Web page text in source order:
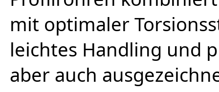
mit optimaler
leichtes Handling und
aber auch